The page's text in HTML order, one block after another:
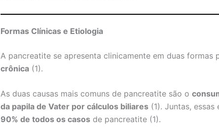
Formas Clínicas e Etiologia
A pancreatite se apresenta clinicamente em duas formas
crônica (1).
As duas causas mais comuns de pancreatite são o
da papila de Vater por cálculos biliares (1). Juntas,
90% de todos os casos de pancreatite (1).